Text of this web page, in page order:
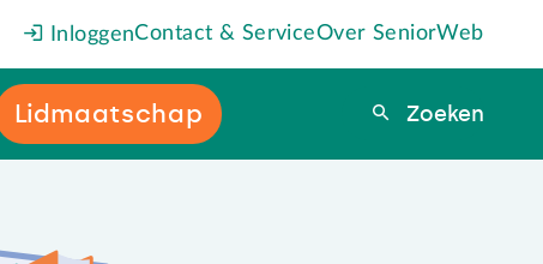
InloggenContact & ServiceOver SeniorWeb
Lidmaatschap Zoeken
Zoeken